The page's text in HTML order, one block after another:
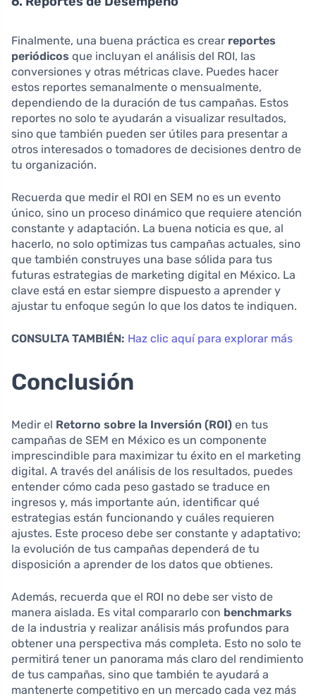
Finalmente, una buena práctica es crear reportes
periódicos que incluyan el análisis del ROI, las
conversiones y otras métricas clave. Puedes hacer
estos reportes semanalmente o mensualmente,
dependiendo de la duración de tus campañas. Estos
reportes no solo te ayudarán a visualizar resultados,
sino que también pueden ser útiles para presentar a
otros interesados o tomadores de decisiones dentro de
tu organización.
Recuerda que medir el ROI en SEM no es un evento
único, sino un proceso dinámico que requiere atención
constante y adaptación. La buena noticia es que, al
hacerlo, no solo optimizas tus campañas actuales, sino
que también construyes una base sólida para tus
futuras estrategias de marketing digital en México. La
clave está en estar siempre dispuesto a aprender y
ajustar tu enfoque según lo que los datos te indiquen.
CONSULTA TAMBIÉN: Haz clic aquí para explorar más
Conclusión
Medir el Retorno sobre la Inversión (ROI) en tus
campañas de SEM en México es un componente
imprescindible para maximizar tu éxito en el marketing
digital. A través del análisis de los resultados, puedes
entender cómo cada peso gastado se traduce en
ingresos y, más importante aún, identificar qué
estrategias están funcionando y cuáles requieren
ajustes. Este proceso debe ser constante y adaptativo;
la evolución de tus campañas dependerá de tu
disposición a aprender de los datos que obtienes.
Además, recuerda que el ROI no debe ser visto de
manera aislada. Es vital compararlo con benchmarks
de la industria y realizar análisis más profundos para
obtener una perspectiva más completa. Esto no solo te
permitirá tener un panorama más claro del rendimiento
de tus campañas, sino que también te ayudará a
mantenerte competitivo en un mercado cada vez más